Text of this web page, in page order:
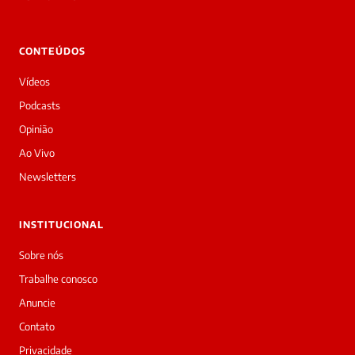
Boa
noite!
Sou
a
daqui
do
Prime.
Priscila
Livia
acabou
de
cobrir
matéria
—
CONTEÚDOS
Vídeos
Podcasts
Opinião
Ao Vivo
Newsletters
INSTITUCIONAL
Sobre nós
Trabalhe conosco
Anuncie
Contato
Privacidade